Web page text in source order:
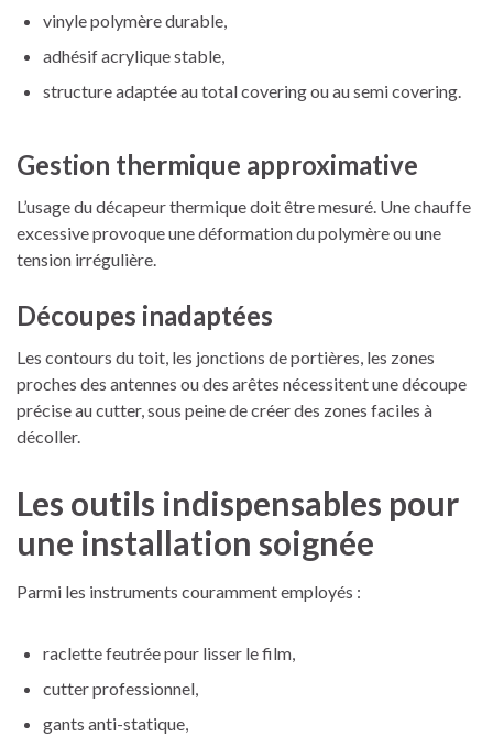
vinyle polymère durable,
adhésif acrylique stable,
structure adaptée au total covering ou au semi covering.
Gestion thermique approximative
L’usage du décapeur thermique doit être mesuré. Une chauffe
excessive provoque une déformation du polymère ou une
tension irrégulière.
Découpes inadaptées
Les contours du toit, les jonctions de portières, les zones
proches des antennes ou des arêtes nécessitent une découpe
précise au cutter, sous peine de créer des zones faciles à
décoller.
Les outils indispensables pour
une installation soignée
Parmi les instruments couramment employés :
raclette feutrée pour lisser le film,
cutter professionnel,
gants anti-statique,